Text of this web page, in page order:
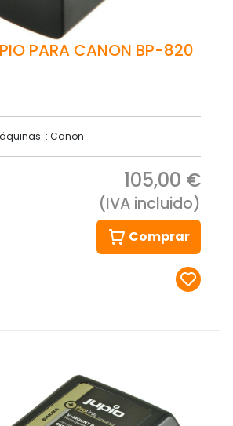
PARA CANON BP-820
: Canon
105,00 €
(IVA incluido)
Comprar